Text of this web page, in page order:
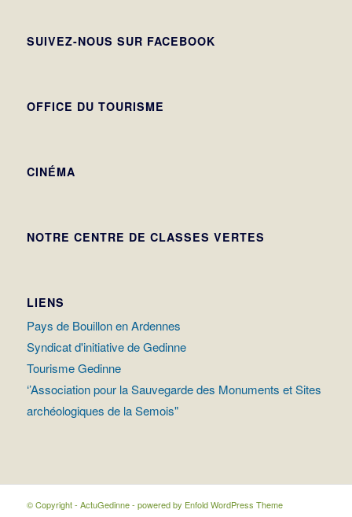
SUIVEZ-NOUS SUR FACEBOOK
OFFICE DU TOURISME
CINÉMA
NOTRE CENTRE DE CLASSES VERTES
LIENS
Pays de Bouillon en Ardennes
Syndicat d'initiative de Gedinne
Tourisme Gedinne
‘’Association pour la Sauvegarde des Monuments et Sites
archéologiques de la Semois"
© Copyright - ActuGedinne - powered by Enfold WordPress Theme